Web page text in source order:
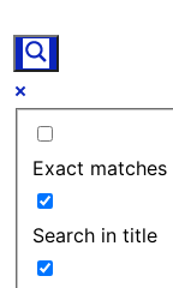
Exact matches
Search in title